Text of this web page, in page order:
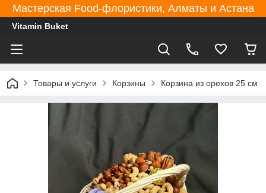
Мастерская Food-флористики, Алматы и Астана
Vitamin Buket
Товары и услуги Корзины Корзина из орехов 25 см